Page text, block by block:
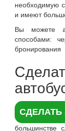
необходимую
и имеют
Вы можете
способами:
бронирования
СДЕЛАТЬ
большинстве